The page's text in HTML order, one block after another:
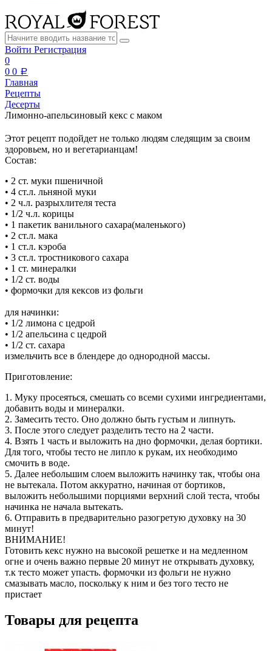
Войти Регистрация
0
0 0 a
Главная
Рецепты
Десерты
Лимонно-апельсиновый кекс с маком
Этот рецепт подойдет не только людям следящим за своим
здоровьем, но и вегетарианцам!
Состав:
• 2 ст. муки пшеничной
• 4 ст.л. льняной муки
• 2 ч.л. разрыхлителя теста
• 1/2 ч.л. корицы
• 1 пакетик ванильного сахара(маленького)
• 2 ст.л. мака
• 1 ст.л. кэроба
• 3 ст.л. тростникового сахара
• 1 ст. минералки
• 1/2 ст. воды
• формочки для кексов из фольги
для начинки:
• 1/2 лимона с цедрой
• 1/2 апельсина с цедрой
• 1/2 ст. сахара
измельчить все в блендере до однородной массы.
Приготовление:
1. Муку просеяться, смешать со всеми сухими ингредиентами,
добавить воды и минералки.
2. Замесить тесто. Оно должно быть густым и липнуть.
3. После этого следует разделить тесто на 2 части.
4. Взять 1 часть и выложить на дно формочки, делая бортики.
Для того, чтобы тесто не липло к рукам, их необходимо
смочить в воде.
5. Далее небольшим слоем выложить начинку так, чтобы она
не вытекала. Потом аккуратно, начиная от бортиков,
выложить небольшими порциями верхний слой теста, чтобы
начинка не начала вытекать.
6. Отправить в предварительно разогретую духовку на 30
минут!
ВНИМАНИЕ!
Готовить кекс нужно на высокой решетке и на медленном
огне и очень важно первые 20 минут не открывать духовку,
т.к тесто может упасть. формочки из фольги не нужно
смазывать масло, поскольку к ним и без того тесто не
пристает
Товары для рецепта